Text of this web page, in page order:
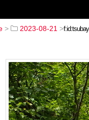
> 2023-08-21 >